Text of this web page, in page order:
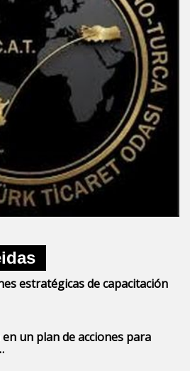
estratégicas de capacitación
en un plan de acciones para